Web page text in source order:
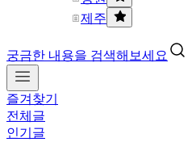
제주
궁금한 내용을 검색해보세요
즐겨찾기
전체글
인기글